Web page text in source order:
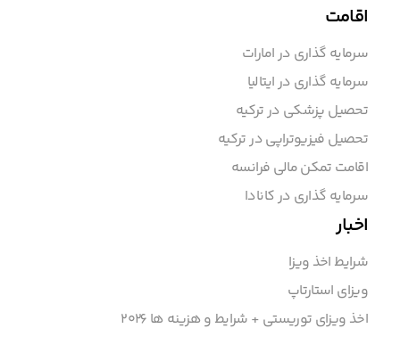
اقامت
سرمایه گذاری در امارات
سرمایه گذاری در ایتالیا
تحصیل پزشکی در ترکیه
تحصیل فیزیوتراپی در ترکیه
اقامت تمکن مالی فرانسه
سرمایه گذاری در کانادا
اخبار
شرایط اخذ ویزا
ویزای استارتاپ
اخذ ویزای توریستی + شرایط و هزینه ها ۲۰۲6